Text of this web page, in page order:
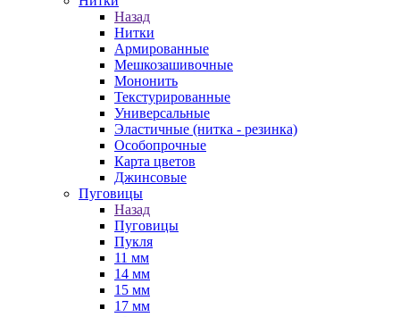
Назад
Нитки
Армированные
Мешкозашивочные
Мононить
Текстурированные
Универсальные
Эластичные (нитка - резинка)
Особопрочные
Карта цветов
Джинсовые
Пуговицы
Назад
Пуговицы
Пукля
11 мм
14 мм
15 мм
17 мм